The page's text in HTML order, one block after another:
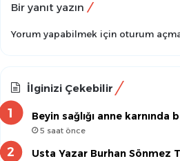
Bir yanıt yazın
Yorum yapabilmek için oturum
İlginizi Çekebilir
Beyin sağlığı anne karnında
5 saat önce
Usta Yazar Burhan Sönmez